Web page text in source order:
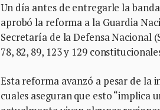
Un día antes de entregarle la
aprobó la reforma a la Guardia
Secretaría de la Defensa Nacional
78, 82, 89, 123 y 129
Esta reforma avanzó a pesar de la
cuales aseguran que esto “implica